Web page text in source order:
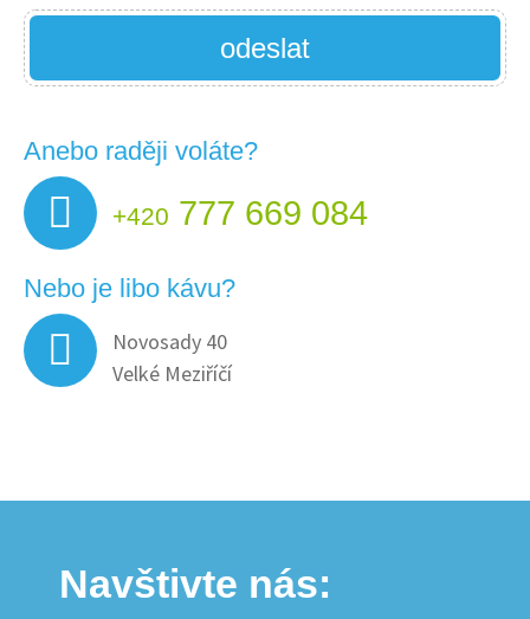
odeslat
Anebo raději voláte?
+420 777 669 084
Nebo je libo kávu?
Novosady 40
Velké Meziříčí
Navštivte nás: